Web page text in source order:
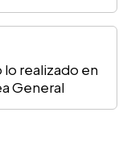
lo realizado en
General